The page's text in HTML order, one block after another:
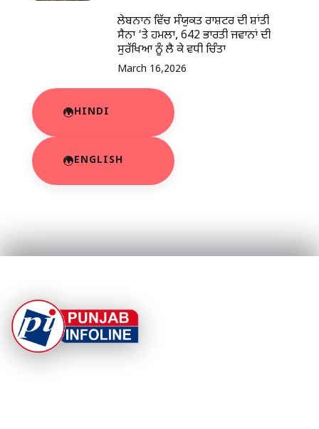
ਲੇਬਨਾਨ ਵਿੱਚ ਸੰਯੁਕਤ ਰਾਸ਼ਟਰ ਦੀ ਸ਼ਾਂਤੀ
ਸੈਨਾ ‘ਤੇ ਹਮਲਾ, 642 ਭਾਰਤੀ ਜਵਾਨਾਂ ਦੀ
ਸੁਰੱਖਿਆ ਨੂੰ ਲੈ ਕੇ ਵਧੀ ਚਿੰਤਾ
March 16,2026
HINDI
ENGLISH